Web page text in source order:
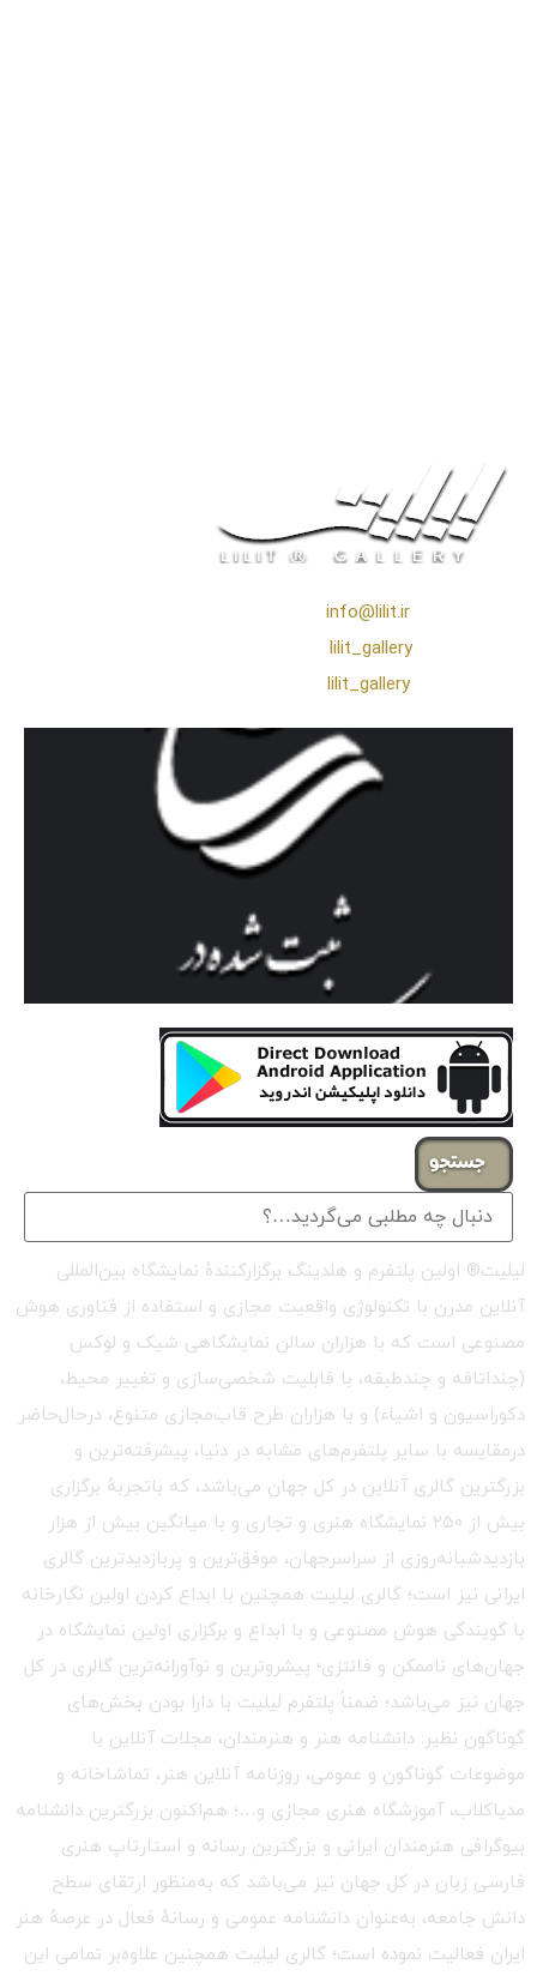
info@lilit.ir
lilit_gallery
lilit_gallery
جستجو
لیلیت® اولین پلتفرم و هلدینگ برگزارکنندهٔ نمایشگاه بین‌المللی
آنلاین مدرن با تکنولوژی واقعیت مجازی و استفاده از فناوری هوش
مصنوعی است که با هزاران سالن نمایشگاهی شیک و لوکس
(چنداتاقه و چندطبقه، با قابلیت شخصی‌سازی و تغییر محیط،
دکوراسیون و اشیاء) و با هزاران طرح قاب‌مجازی متنوع، درحال‌حاضر
درمقایسه با سایر پلتفرم‌های مشابه در دنیا، پیشرفته‌ترین و
بزرگترین گالری آنلاین در کل جهان می‌باشد، که باتجربهٔ برگزاری
بیش از ۲۵۰ نمایشگاه هنری و تجاری و با میانگین بیش از هزار
بازدیدشبانه‌روزی از سراسرجهان، موفق‌ترین و پربازدیدترین گالری
ایرانی نیز است؛ گالری لیلیت همچنین با ابداع کردن اولین نگارخانه
با گویندگی هوش مصنوعی و با ابداع و برگزاری اولین نمایشگاه در
جهان‌های ناممکن و فانتزی؛ پیشروترین و نوآورانه‌ترین گالری در کل
جهان نیز می‌باشد؛ ضمناً پلتفرم لیلیت با دارا بودن بخش‌های
گوناگون نظیر: دانشنامه هنر و هنرمندان، مجلات آنلاین با
موضوعات گوناگون و عمومی، روزنامه آنلاین هنر، تماشاخانه و
مدیاکلاب، آموزشگاه هنری مجازی و…؛ هم‌اکنون بزرگترین دانشنامه
بیوگرافی هنرمندان ایرانی و بزرگترین رسانه و استارتاپ هنری
فارسی زبان در کل جهان نیز می‌باشد که به‌منظور ارتقای سطح
دانش جامعه، به‌عنوان دانشنامه عمومی و رسانهٔ فعال در عرصهٔ هنر
ایران فعالیت نموده است؛ گالری لیلیت همچنین علاوه‌بر تمامی این